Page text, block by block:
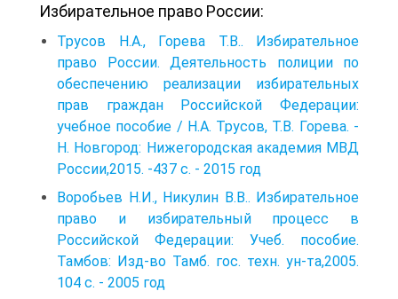
Избирательное право России:
Трусов Н.А., Горева Т.В.. Избирательное
право России. Деятельность полиции по
обеспечению реализации избирательных
прав граждан Российской Федерации:
учебное пособие / Н.А. Трусов, Т.В. Горева. -
Н. Новгород: Нижегородская академия МВД
России,2015. -437 с. - 2015 год
Воробьев Н.И., Никулин В.В.. Избирательное
право и избирательный процесс в
Российской Федерации: Учеб. пособие.
Тамбов: Изд-во Тамб. гос. техн. ун-та,2005.
104 с. - 2005 год